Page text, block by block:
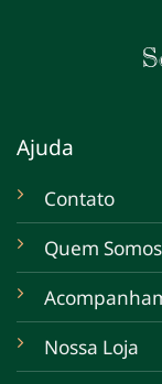
Ajuda
Contato
Quem Somos
Nossa Loja